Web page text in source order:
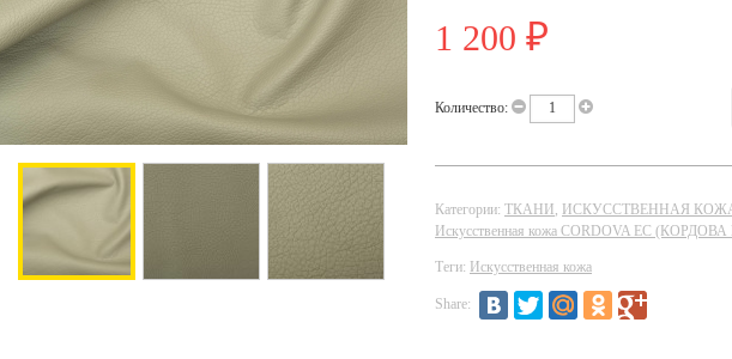
1 200 ₽
Количество:
Категории: ТКАНИ , ИСКУССТВЕННАЯ
Искусственная кожа CORDOVA EC
Теги: Искусственная кожа
Share: